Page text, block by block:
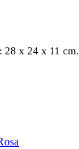
28 x 24 x 11 cm.